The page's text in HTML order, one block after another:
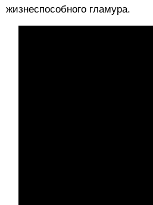
жизнеспособного гламура.